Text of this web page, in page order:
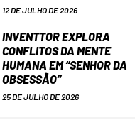
12 DE JULHO DE 2026
INVENTTOR EXPLORA
CONFLITOS DA MENTE
HUMANA EM “SENHOR DA
OBSESSÃO”
25 DE JULHO DE 2026